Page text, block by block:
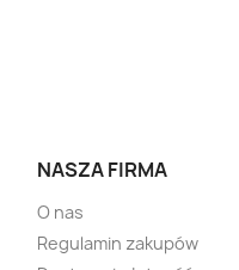
NASZA FIRMA
O nas
Regulamin zakupów